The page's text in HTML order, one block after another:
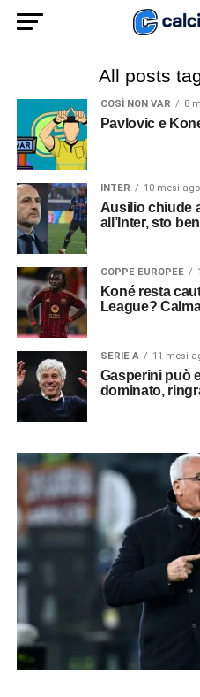
All posts
COSÌ NON VAR 8
Pavlovic e
INTER 10 mesi ago
Ausilio chiude
all’Inter, sto
COPPE EUROPEE
Koné resta
League?
SERIE A 11 mesi
Gasperini può
dominato,